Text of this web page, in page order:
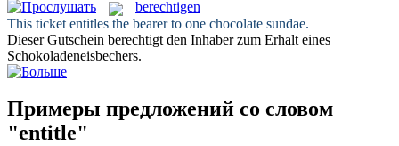
berechtigen
This ticket entitles the bearer to one chocolate sundae.
Dieser Gutschein berechtigt den Inhaber zum Erhalt eines
Schokoladeneisbechers.
Примеры предложений со словом
"entitle"